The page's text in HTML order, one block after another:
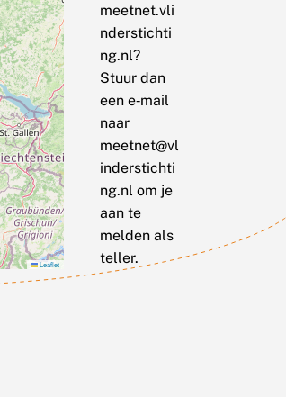
Leaflet
meetnet.vli
nderstichti
ng.nl?
Stuur dan
een e‑mail
naar
meetnet@vl
inderstichti
ng.nl om je
aan te
melden als
teller.